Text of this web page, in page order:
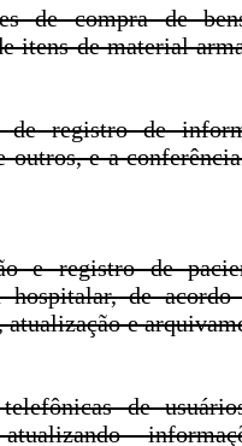
de compra de
itens de material
de registro de
outros, e a
e registro de
hospitalar, de
atualização e
de